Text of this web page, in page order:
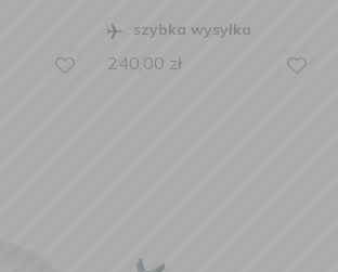
szybka wysyłka
240,00 zł